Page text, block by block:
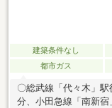
建築条件なし
都市ガス
〇総武線「代々木」
分、小田急線「南新宿